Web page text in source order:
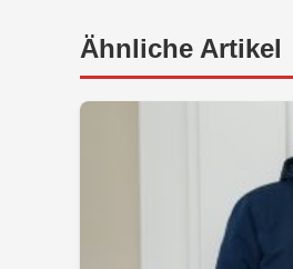
Ähnliche Artikel